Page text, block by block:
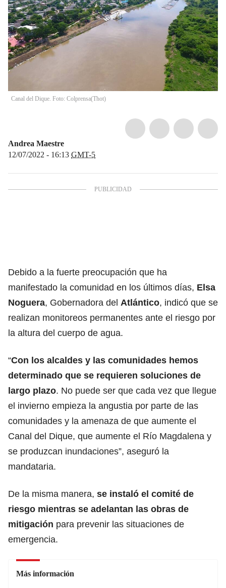
Canal del Dique. Foto: Colprensa(Thot)
Andrea Maestre
12/07/2022 - 16:13 GMT-5
Debido a la fuerte preocupación que ha
manifestado la comunidad en los últimos días, Elsa
Noguera, Gobernadora del Atlántico, indicó que se
realizan monitoreos permanentes ante el riesgo por
la altura del cuerpo de agua.
“Con los alcaldes y las comunidades hemos
determinado que se requieren soluciones de
largo plazo. No puede ser que cada vez que llegue
el invierno empieza la angustia por parte de las
comunidades y la amenaza de que aumente el
Canal del Dique, que aumente el Río Magdalena y
se produzcan inundaciones”, aseguró la
mandataria.
De la misma manera, se instaló el comité de
riesgo mientras se adelantan las obras de
mitigación para prevenir las situaciones de
emergencia.
Más información